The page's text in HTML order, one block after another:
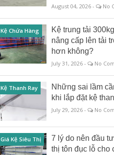
August 04, 2026 - No
Kệ Chứa Hàng
Kệ trung tải
nâng cấp lên tải
hơn không?
July 31, 2026 - No
Kệ Thanh Ray
Những sai lầm
khi lắp đặt kệ
July 29, 2026 - No
Giá Kệ Siêu Thị
7 lý do nên đầu
thị tôn đục lỗ cho